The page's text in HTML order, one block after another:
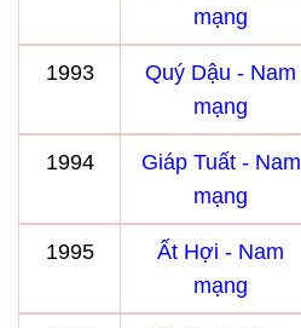
mạng
1993
Quý Dậu - Nam
mạng
1994
Giáp Tuất - Nam
mạng
1995
Ất Hợi - Nam
mạng